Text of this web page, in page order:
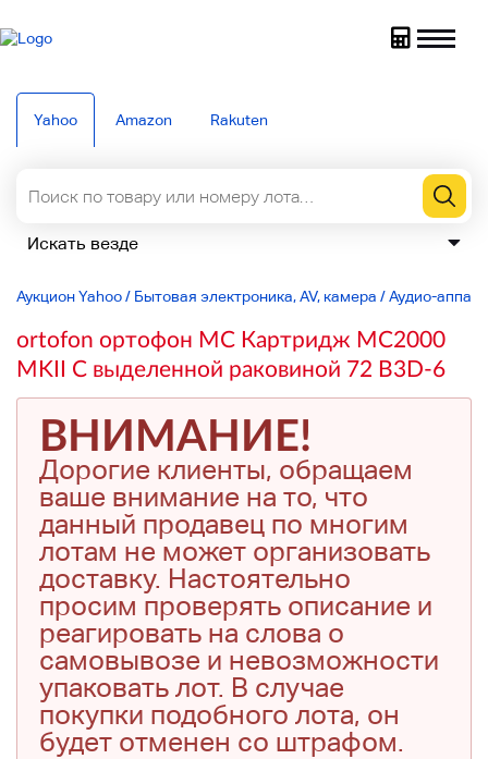
Yahoo Amazon Rakuten
Аукцион Yahoo/ Бытовая электроника, AV, камера /Аудио-
ortofon ортофон MC Картридж MC2000
MKII С выделенной раковиной 72 B3D-6
ВНИМАНИЕ!
Дорогие клиенты, обращаем
ваше внимание на то, что
данный продавец по многим
лотам не может организовать
доставку. Настоятельно
просим проверять описание и
реагировать на слова о
самовывозе и невозможности
упаковать лот. В случае
покупки подобного лота, он
будет отменен со штрафом.